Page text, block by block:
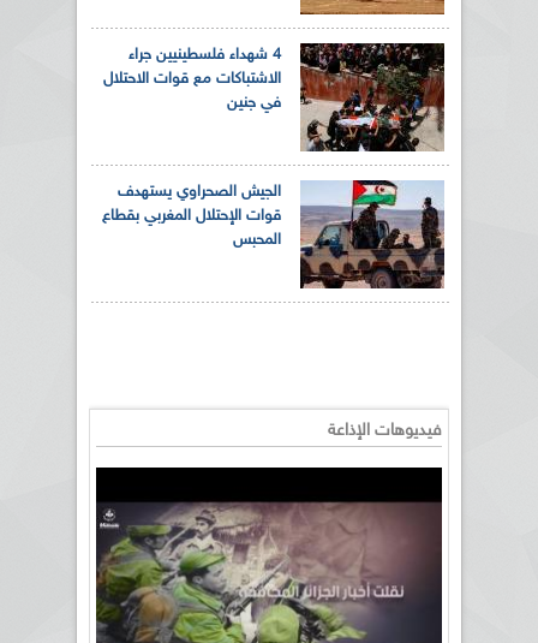
4 شهداء فلسطينيين جراء
الاشتباكات مع قوات الاحتلال
في جنين
الجيش الصحراوي يستهدف
قوات الإحتلال المغربي بقطاع
المحبس
فيديوهات الإذاعة